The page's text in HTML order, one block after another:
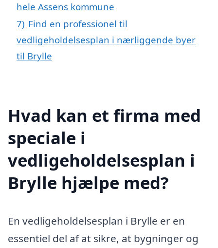
hele Assens kommune
7) Find en professionel til
vedligeholdelsesplan i nærliggende byer
til Brylle
Hvad kan et firma med
speciale i
vedligeholdelsesplan i
Brylle hjælpe med?
En vedligeholdelsesplan i Brylle er en
essentiel del af at sikre, at bygninger og